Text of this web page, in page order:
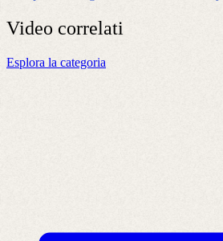
Video correlati
Esplora la categoria